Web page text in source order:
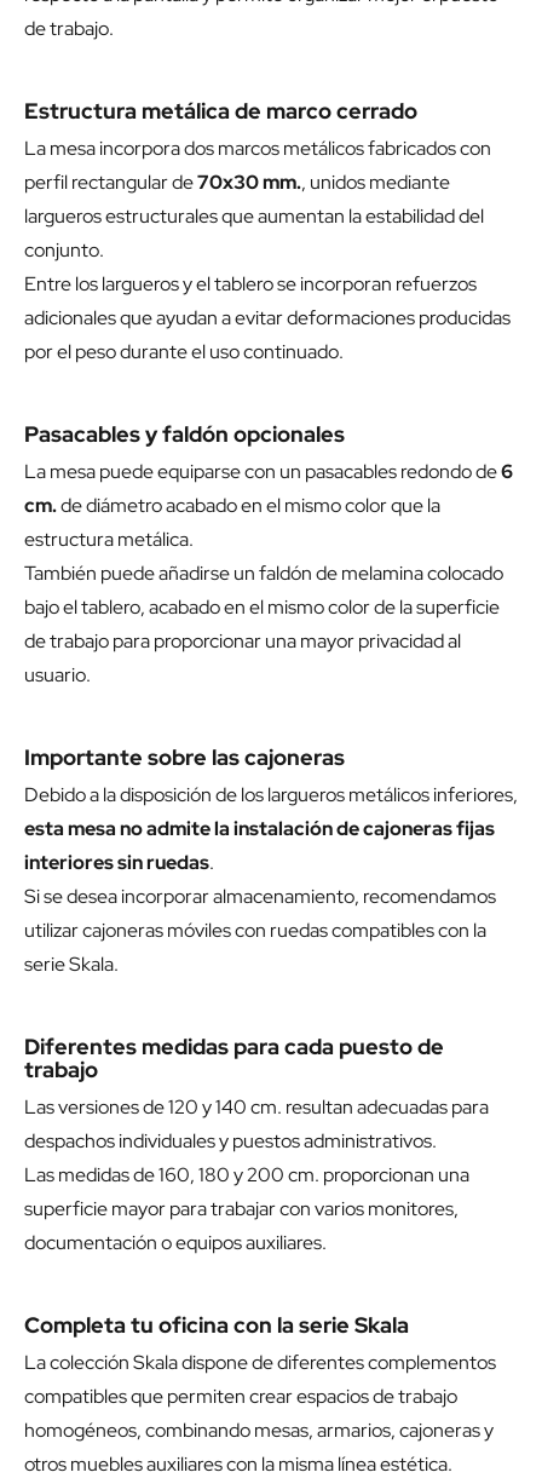
de trabajo.
Estructura metálica de marco cerrado
La mesa incorpora dos marcos metálicos fabricados con
perfil rectangular de70x30 mm., unidos mediante
largueros estructurales que aumentan la estabilidad del
conjunto.
Entre los largueros y el tablero se incorporan refuerzos
adicionales que ayudan a evitar deformaciones producidas
por el peso durante el uso continuado.
Pasacables y faldón opcionales
La mesa puede equiparse con un pasacables redondo de6
cm.de diámetro acabado en el mismo color que la
estructura metálica.
También puede añadirse un faldón de melamina colocado
bajo el tablero, acabado en el mismo color de la superficie
de trabajo para proporcionar una mayor privacidad al
usuario.
Importante sobre las cajoneras
Debido a la disposición de los largueros metálicos inferiores,
esta mesa no admite la instalación de cajoneras fijas
interiores sin ruedas.
Si se desea incorporar almacenamiento, recomendamos
utilizar cajoneras móviles con ruedas compatibles con la
serie Skala.
Diferentes medidas para cada puesto de
trabajo
Las versiones de 120 y 140 cm. resultan adecuadas para
despachos individuales y puestos administrativos.
Las medidas de 160, 180 y 200 cm. proporcionan una
superficie mayor para trabajar con varios monitores,
documentación o equipos auxiliares.
Completa tu oficina con la serie Skala
La colección Skala dispone de diferentes complementos
compatibles que permiten crear espacios de trabajo
homogéneos, combinando mesas, armarios, cajoneras y
otros muebles auxiliares con la misma línea estética.